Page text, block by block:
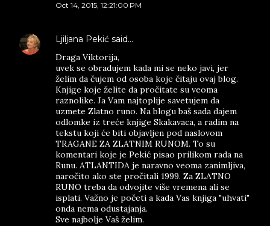
Oct 14, 2015, 12:21:00 PM
Ljiljana Pekić said…
Draga Viktorija,
uvek se obradujem kada mi se neko javi, jer
želim da čujem od osoba koje čitaju ovaj blog.
Knjige koje želite da pročitate su veoma
raznolike. Ja Vam najtoplije savetujem da
uzmete Zlatno runo. Na blogu baš sada dajem
odlomke iz treće knjige Skakavaca, a radim na
tekstu koji će biti objavljen pod naslovom
TRAGANE ZA ZLATNIM RUNOM. To su
komentari koje je Pekić pisao prilikom rada na
Runu. ATLANTIDA je naravno veoma zanimljiva,
naročito ako ste pročitali 1999. Za ZLATNO
RUNO treba da odvojite više vremena ali se
isplati. Važno je početi a kada Vas knjiga "uhvati"
onda nema odustajanja.
Sve najbolje Vaš želim.